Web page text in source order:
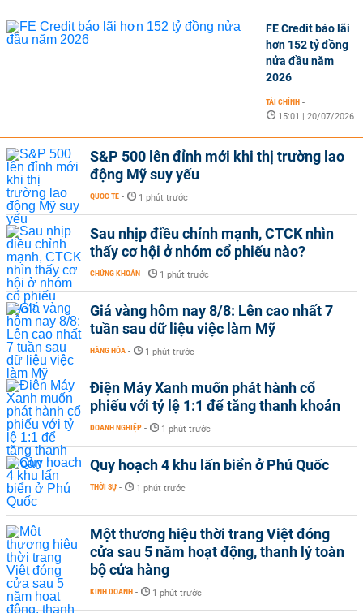
FE Credit báo lãi
hơn 152 tỷ đồng
nửa đầu năm
2026
TÀI CHÍNH -
15:01 | 20/07/2026
S&P 500 lên đỉnh mới khi thị trường lao
động Mỹ suy yếu
QUỐC TẾ - 1 phút trước
Sau nhịp điều chỉnh mạnh, CTCK nhìn
thấy cơ hội ở nhóm cổ phiếu nào?
CHỨNG KHOÁN - 1 phút trước
Giá vàng hôm nay 8/8: Lên cao nhất 7
tuần sau dữ liệu việc làm Mỹ
HÀNG HÓA - 1 phút trước
Điện Máy Xanh muốn phát hành cổ
phiếu với tỷ lệ 1:1 để tăng thanh khoản
DOANH NGHIỆP - 1 phút trước
Quy hoạch 4 khu lấn biển ở Phú Quốc
THỜI SỰ - 1 phút trước
Một thương hiệu thời trang Việt đóng
cửa sau 5 năm hoạt động, thanh lý toàn
bộ cửa hàng
KINH DOANH - 1 phút trước